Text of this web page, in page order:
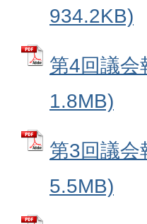
934.2KB)
第4回議
1.8MB)
第3回議
5.5MB)